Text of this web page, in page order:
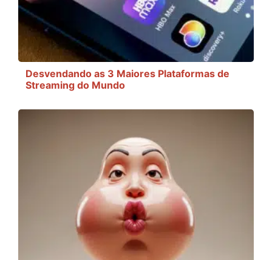
Desvendando as 3 Maiores Plataformas de
Streaming do Mundo